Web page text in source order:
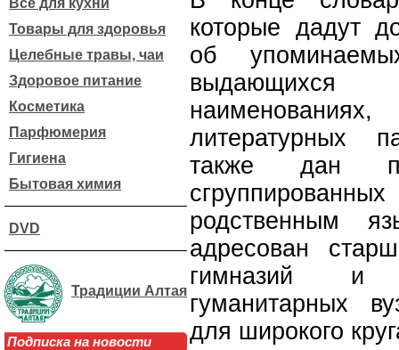
Все для кухни
Товары для здоровья
Целебные травы, чаи
Здоровое питание
Косметика
Парфюмерия
Гигиена
Бытовая химия
DVD
Традиции Алтая
Подписка на новости
которые дадут
об
выдающихся
литературных
также дан
родственным
адресован
гимназий и
гуманитарных
для широкого